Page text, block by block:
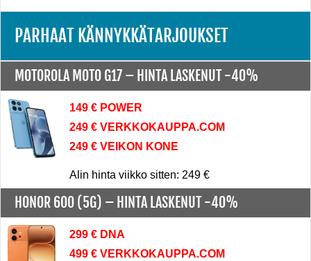
PARHAAT KÄNNYKKÄTARJOUKSET
MOTOROLA MOTO G17 – HINTA LASKENUT -40%
149 € POWER
249 € VERKKOKAUPPA.COM
249 € VEIKON KONE
Alin hinta viikko sitten: 249 €
HONOR 600 (5G) – HINTA LASKENUT -40%
299 € DNA
499 € VERKKOKAUPPA.COM